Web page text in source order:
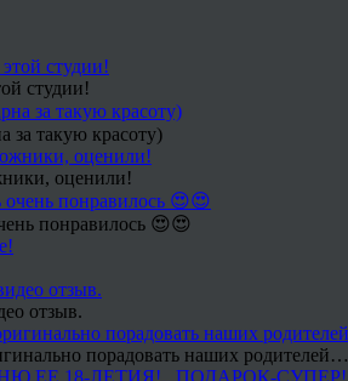
студии!
за такую красоту)
оценили!
понравилось 😍😍
отзыв.
порадовать наших родителей…